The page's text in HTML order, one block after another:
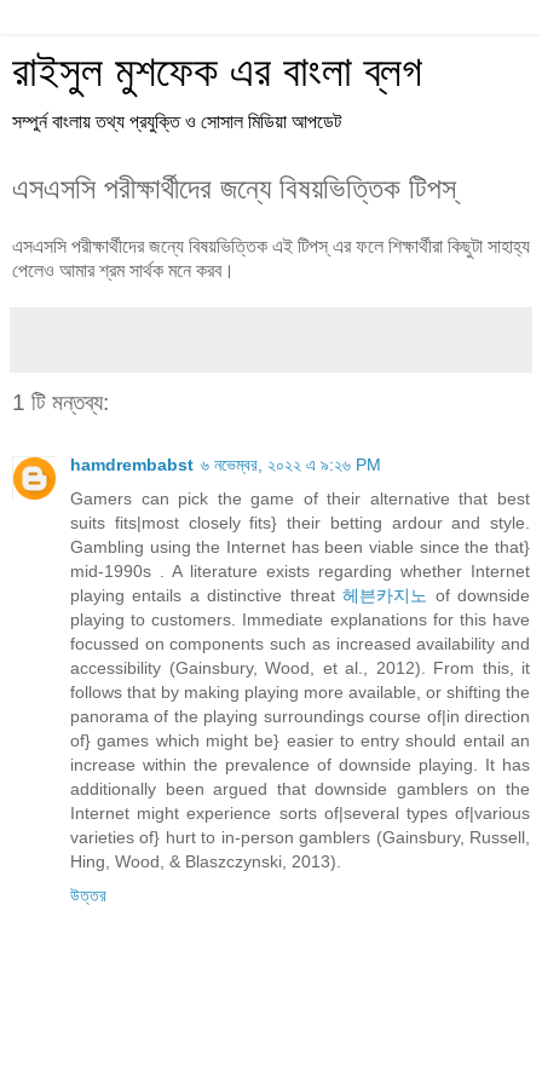
রাইসুল মুশফেক এর বাংলা ব্লগ
সম্পুর্ন বাংলায় তথ্য প্রযুক্তি ও সোসাল মিডিয়া আপডেট
এসএসসি পরীক্ষার্থীদের জন্যে বিষয়ভিত্তিক টিপস্
এসএসসি পরীক্ষার্থীদের জন্যে বিষয়ভিত্তিক এই টিপস্ এর ফলে শিক্ষার্থীরা কিছুটা সাহাহ্য
পেলেও আমার শ্রম সার্থক মনে করব।
1 টি মন্তব্য:
hamdrembabst ৬ নভেম্বর, ২০২২ এ ৯:২৬ PM
Gamers can pick the game of their alternative that best
suits fits|most closely fits} their betting ardour and style.
Gambling using the Internet has been viable since the that}
mid‐1990s . A literature exists regarding whether Internet
playing entails a distinctive threat헤븐카지노 of downside
playing to customers. Immediate explanations for this have
focussed on components such as increased availability and
accessibility (Gainsbury, Wood, et al., 2012). From this, it
follows that by making playing more available, or shifting the
panorama of the playing surroundings course of|in direction
of} games which might be} easier to entry should entail an
increase within the prevalence of downside playing. It has
additionally been argued that downside gamblers on the
Internet might experience sorts of|several types of|various
varieties of} hurt to in‐person gamblers (Gainsbury, Russell,
Hing, Wood, & Blaszczynski, 2013).
উত্তর